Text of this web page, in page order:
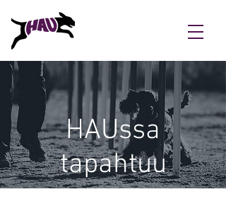
HAUssa
tapahtuu